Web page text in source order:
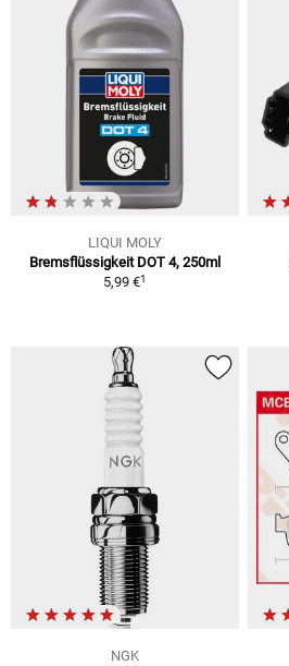
LIQUI MOLY
Bremsflüssigkeit DOT 4, 250ml
5,99 €1
NGK